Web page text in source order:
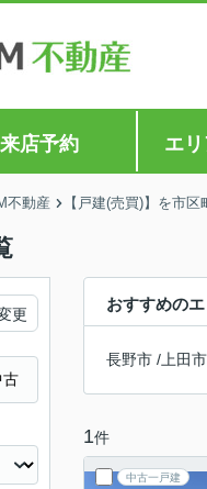
来店予約 エ
不動産 【戸建(売買)】を市
おすすめの
長野市 / 上田市
1件
中古一戸建
更
古